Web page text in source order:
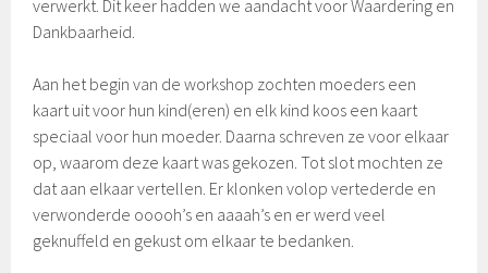
verwerkt. Dit keer hadden we aandacht voor Waardering en
Dankbaarheid.
Aan het begin van de workshop zochten moeders een
kaart uit voor hun kind(eren) en elk kind koos een kaart
speciaal voor hun moeder. Daarna schreven ze voor elkaar
op, waarom deze kaart was gekozen. Tot slot mochten ze
dat aan elkaar vertellen. Er klonken volop vertederde en
verwonderde ooooh’s en aaaah’s en er werd veel
geknuffeld en gekust om elkaar te bedanken.